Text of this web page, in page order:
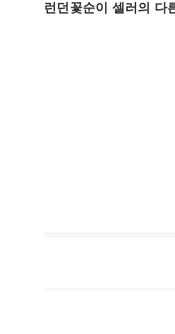
런던꽃순이 셀러의 다